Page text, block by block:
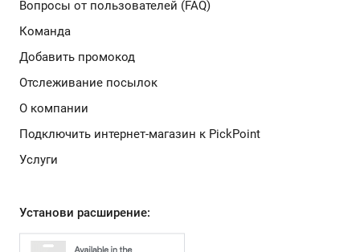
Вопросы от пользователей (FAQ)
Команда
Добавить промокод
Отслеживание посылок
О компании
Подключить интернет-магазин к PickPoint
Услуги
Установи расширение: